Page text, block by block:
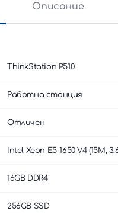
Описание
ThinkStation P510
Работна станция
Отличен
Intel Xeon E5-1650 V4 (15M,
16GB DDR4
256GB SSD